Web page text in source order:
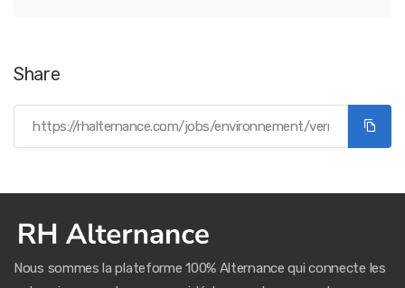
Share
Nous sommes la plateforme 100% Alternance qui connecte les